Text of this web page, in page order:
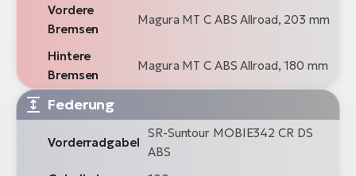
Vordere
Bremsen
Magura MT C ABS Allroad, 203 mm
Hintere
Bremsen
Magura MT C ABS Allroad, 180 mm
Federung
Vorderradgabel
SR-Suntour MOBIE342 CR DS
ABS